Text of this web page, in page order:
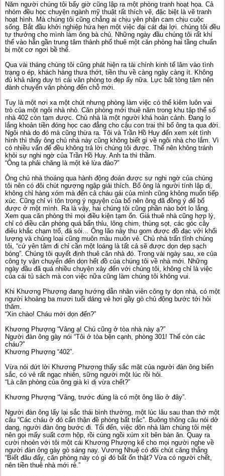
Năm người chúng tôi bấy giờ cũng lập ra một phòng tranh hoạt họa. Cả
nhóm đều học chuyện ngành mỹ thuật rất thích vẽ, đặc biệt là vẽ tranh
hoạt hình. Mà chúng tôi cũng chẳng ai chịu yên phận cam chịu cuộc
sống. Bắt đầu khởi nghiệp hứa hẹn một việc đại cát đại lợi. chúng tôi đều
tự thưởng cho mình làm ông bà chủ. Những ngày đầu chúng tôi rất khí
thế vào hẳn gần trung tâm thành phố thuê một căn phòng hai tầng chuẩn
bị một cơ ngơi bề thế.
Qua vài tháng chúng tôi cũng phát hiện ra tài chính kinh tế lâm vào tình
trạng o ép, khách hàng thưa thớt, tiền thu về càng ngày càng ít. Không
đủ khả năng duy trì cái văn phòng to đẹp ấy nữa. Lực bất tòng tâm nên
đành chuyển văn phòng đến chỗ mới.
Tuy là một nơi xa một chút nhưng phòng làm việc có thể kiêm luôn vai
trò của một ngôi nhà nhỏ. Căn phòng mới thuê năm trong khu tập thể số
nhà 402 còn tạm được. Chủ nhà là một người khá hoàn cảnh. Đang lo
lắng khoản tiền đóng học cao đẳng cho cậu con trai thì bố ông ta qua đời.
Ngôi nhà do đó mà cũng thừa ra. Tôi và Trần Hồ Huy đến xem xét tình
hình thì thấy ông chủ nhà này cũng không biết gì về ngôi nhà cho lắm. Vì
có nhiều vấn để đều không trả lời chúng tôi được. Thế nên không tránh
khỏi sự nghi ngờ của Trần Hồ Huy. Anh ta thì thầm.
“Ông ta phải chăng là một kẻ lừa đảo?”
Ông chủ nhà thoáng qua hành động đoán được sự nghi ngờ của chúng
tôi nên có đôi chút ngượng ngập giải thích. Bố ông là người tính lập dị,
không chỉ hàng xóm mà đến cả cháu gái của mình cũng không muốn tiếp
xúc. Cũng chỉ vì tôn trọng ý nguyện của bố nên ông đã đồng ý để bố
được ở một mình. Ra là vậy, hai chúng tôi cũng phần nào bớt lo lắng.
Xem qua căn phòng thì mọi điều kiện tạm ổn. Giá thuê nhà cũng hợp lý,
chỉ có điều căn phòng quá bẩn thỉu, lông chim, thùng sọt, các góc cây
điêu khắc chạm trổ, đá sỏi… Ông lão này thu gom được đồ đạc với khối
lượng và chủng loại cũng muôn màu muôn vẻ. Chủ nhà trấn tĩnh chúng
tôi, “cứ yên tâm đi chỉ cần một loáng là tất cả sẽ được dọn dẹp sạch
bóng”. Chúng tôi quyết định thuê căn nhà đó. Trong vài ngày sau, xe của
công ty vận chuyển đến dọn hết đồ của chúng tôi về nhà mới. Những
ngày đầu đã quá nhiều chuyện xảy đến với chúng tôi, không chỉ là việc
của cái tủ sách mà con việc nữa cũng làm chúng tôi không vui.
Khi Khương Phượng đang hướng dẫn nhân viên công ty dọn nhà, có một
người khoảng ba mươi tuổi dáng vẻ hơi gầy gò chủ động bước tới hỏi
thăm.
“Xin chào! Cháu mới dọn đến?”
Khương Phượng “Vâng ạ! Chú cũng ở tòa nhà này ạ?”
Người đàn ông gày nói “Tôi ở tòa bện cạnh, phòng 301! Thế còn các
cháu?”
Khương Phượng “402”.
Vừa nói dứt lời Khương Phượng thấy sắc mặt của người đàn ông biến
sắc, có vẻ rất ngạc nhiên, sững người một lúc rồi hỏi.
“Là căn phòng của ông già kì dị vừa chết?”
Khương Phượng “Vâng, trước đúng là có một ông lão ở đây”.
Người đàn ông lấy lại sắc thái bình thường, một lúc lâu sau than thở một
câu “Các cháu ở đó cẩn thận đề phòng bất trắc”. Buông thõng câu nói dở
dang, người đàn ông bước đi. Tối đến, việc dõn nhà làm chúng tôi mệt
nên gọi mấy suất cơm hộp, rồi cùng ngồi xúm xít bên bàn ăn. Quay ra
cười nhoẻn với tôi một cái Khương Phượng kể cho mọi người nghe về
người đàn ông gày gò sáng nay. Vương Nhuệ có đôi chút căng thẳng
“Biết đâu đấy, căn phòng này có gì đó bất ổn thật? Vừa có người chết,
nên tiền thuê nhà mới rẻ.”